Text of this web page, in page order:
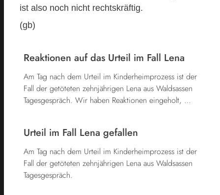
ist also noch nicht rechtskräftig.
(gb)
Reaktionen auf das Urteil im Fall Lena
Am Tag nach dem Urteil im Kinderheimprozess ist der
Fall der getöteten zehnjährigen Lena aus Waldsassen
Tagesgespräch. Wir haben Reaktionen eingeholt, …
Urteil im Fall Lena gefallen
Am Tag nach dem Urteil im Kinderheimprozess ist der
Fall der getöteten zehnjährigen Lena aus Waldsassen
Tagesgespräch.